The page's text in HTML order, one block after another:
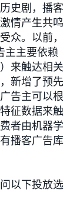
史剧，播客
情产生共鸣
众。以前，
主主要依赖
来触达相关
新增了预先
告主可以根
征数据来触
者由机器学
播客广告库
以下投放选